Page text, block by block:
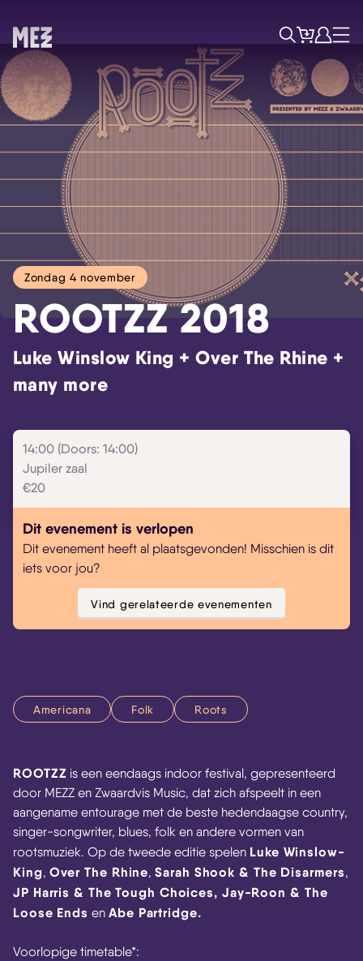
Skip navigatie
ZoekTicketsAccount
Menu
Zondag 4 november
ROOTZZ 2018
Luke Winslow King + Over The Rhine +
many more
14:00 (Doors: 14:00)
Jupiler zaal
€20
Dit evenement is verlopen
Dit evenement heeft al plaatsgevonden! Misschien is dit
iets voor jou?
Vind gerelateerde evenementen
Americana Folk Roots
ROOTZZ is een eendaags indoor festival, gepresenteerd
door MEZZ en Zwaardvis Music, dat zich afspeelt in een
aangename entourage met de beste hedendaagse country,
singer-songwriter, blues, folk en andere vormen van
rootsmuziek. Op de tweede editie spelen Luke Winslow-
King, Over The Rhine,Sarah Shook & The Disarmers,
JP Harris & The Tough Choices, Jay-Roon & The
Loose Ends enAbe Partridge.
Voorlopige timetable*: